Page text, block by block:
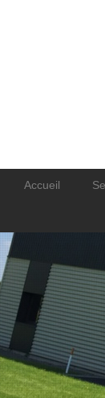
Accueil